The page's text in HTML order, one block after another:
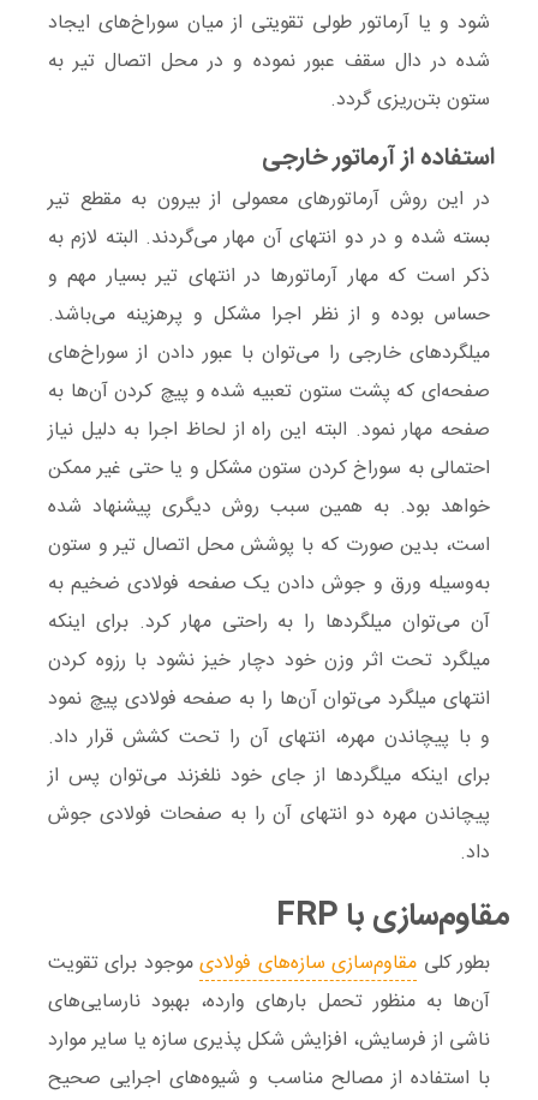
شود و یا آرماتور طولی تقویتی از میان سوراخ‌های ایجاد
شده در دال سقف عبور نموده و در محل اتصال تیر به
ستون بتن‌ریزی گردد.
استفاده از آرماتور خارجی
در این روش آرماتورهای معمولی از بیرون به مقطع تیر
بسته شده و در دو انتهای آن مهار می‌گردند. البته لازم به
ذکر است که مهار آرماتورها در انتهای تیر بسیار مهم و
حساس بوده و از نظر اجرا مشکل و پرهزینه می‌باشد.
میلگردهای خارجی را می‌توان با عبور دادن از سوراخ‌های
صفحه‌ای که پشت ستون تعبیه شده و پیچ کردن آن‌ها به
صفحه مهار نمود. البته این راه از لحاظ اجرا به دلیل نیاز
احتمالی به سوراخ کردن ستون مشکل و یا حتی غیر ممکن
خواهد بود. به همین سبب روش دیگری پیشنهاد شده
است، بدین صورت که با پوشش محل اتصال تیر و ستون
به‌وسیله ورق و جوش دادن یک صفحه فولادی ضخیم به
آن می‌توان میلگردها را به راحتی مهار کرد. برای اینکه
میلگرد تحت اثر وزن خود دچار خیز نشود با رزوه کردن
انتهای میلگرد می‌توان آن‌ها را به صفحه فولادی پیچ نمود
و با پیچاندن مهره، انتهای آن را تحت کشش قرار داد.
برای اینکه میلگردها از جای خود نلغزند می‌توان پس از
پیچاندن مهره دو انتهای آن را به صفحات فولادی جوش
داد.
مقاوم‌سازی با FRP
بطور کلی مقاوم‌سازی سازه‌های فولادیموجود برای تقویت
آن‌ها به منظور تحمل بارهای وارده، بهبود نارسایی‌های
ناشی از فرسایش، افزایش شکل پذیری سازه یا سایر موارد
با استفاده از مصالح مناسب و شیوه‌های اجرایی صحیح